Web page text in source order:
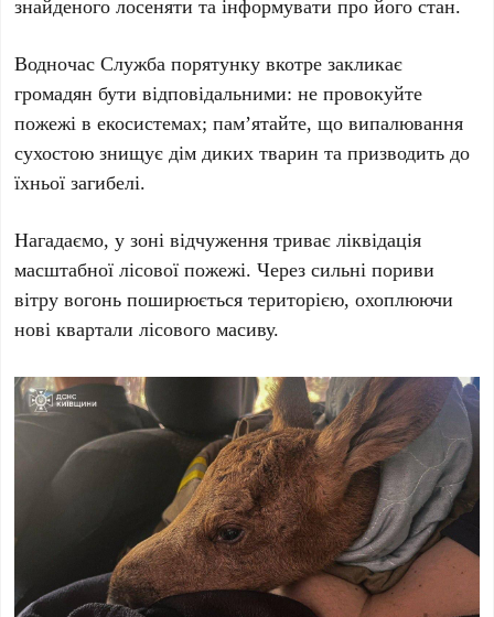
знайденого лосеняти та інформувати про його стан.
Водночас Служба порятунку вкотре закликає
громадян бути відповідальними: не провокуйте
пожежі в екосистемах; пам’ятайте, що випалювання
сухостою знищує дім диких тварин та призводить до
їхньої загибелі.
Нагадаємо, узоні відчуження триває ліквідація
масштабної лісової пожежі. Через сильні пориви
вітру вогонь поширюється територією, охоплюючи
нові квартали лісового масиву.